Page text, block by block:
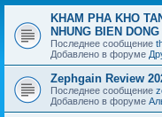
KHAM PHA KHO
NHUNG BIEN
Последнее сообщение
Добавлено в форуме
Zephgain Review
Последнее сообщение
Добавлено в форуме